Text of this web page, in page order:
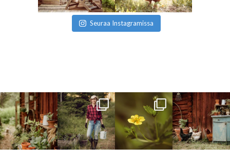
Seuraa Instagramissa